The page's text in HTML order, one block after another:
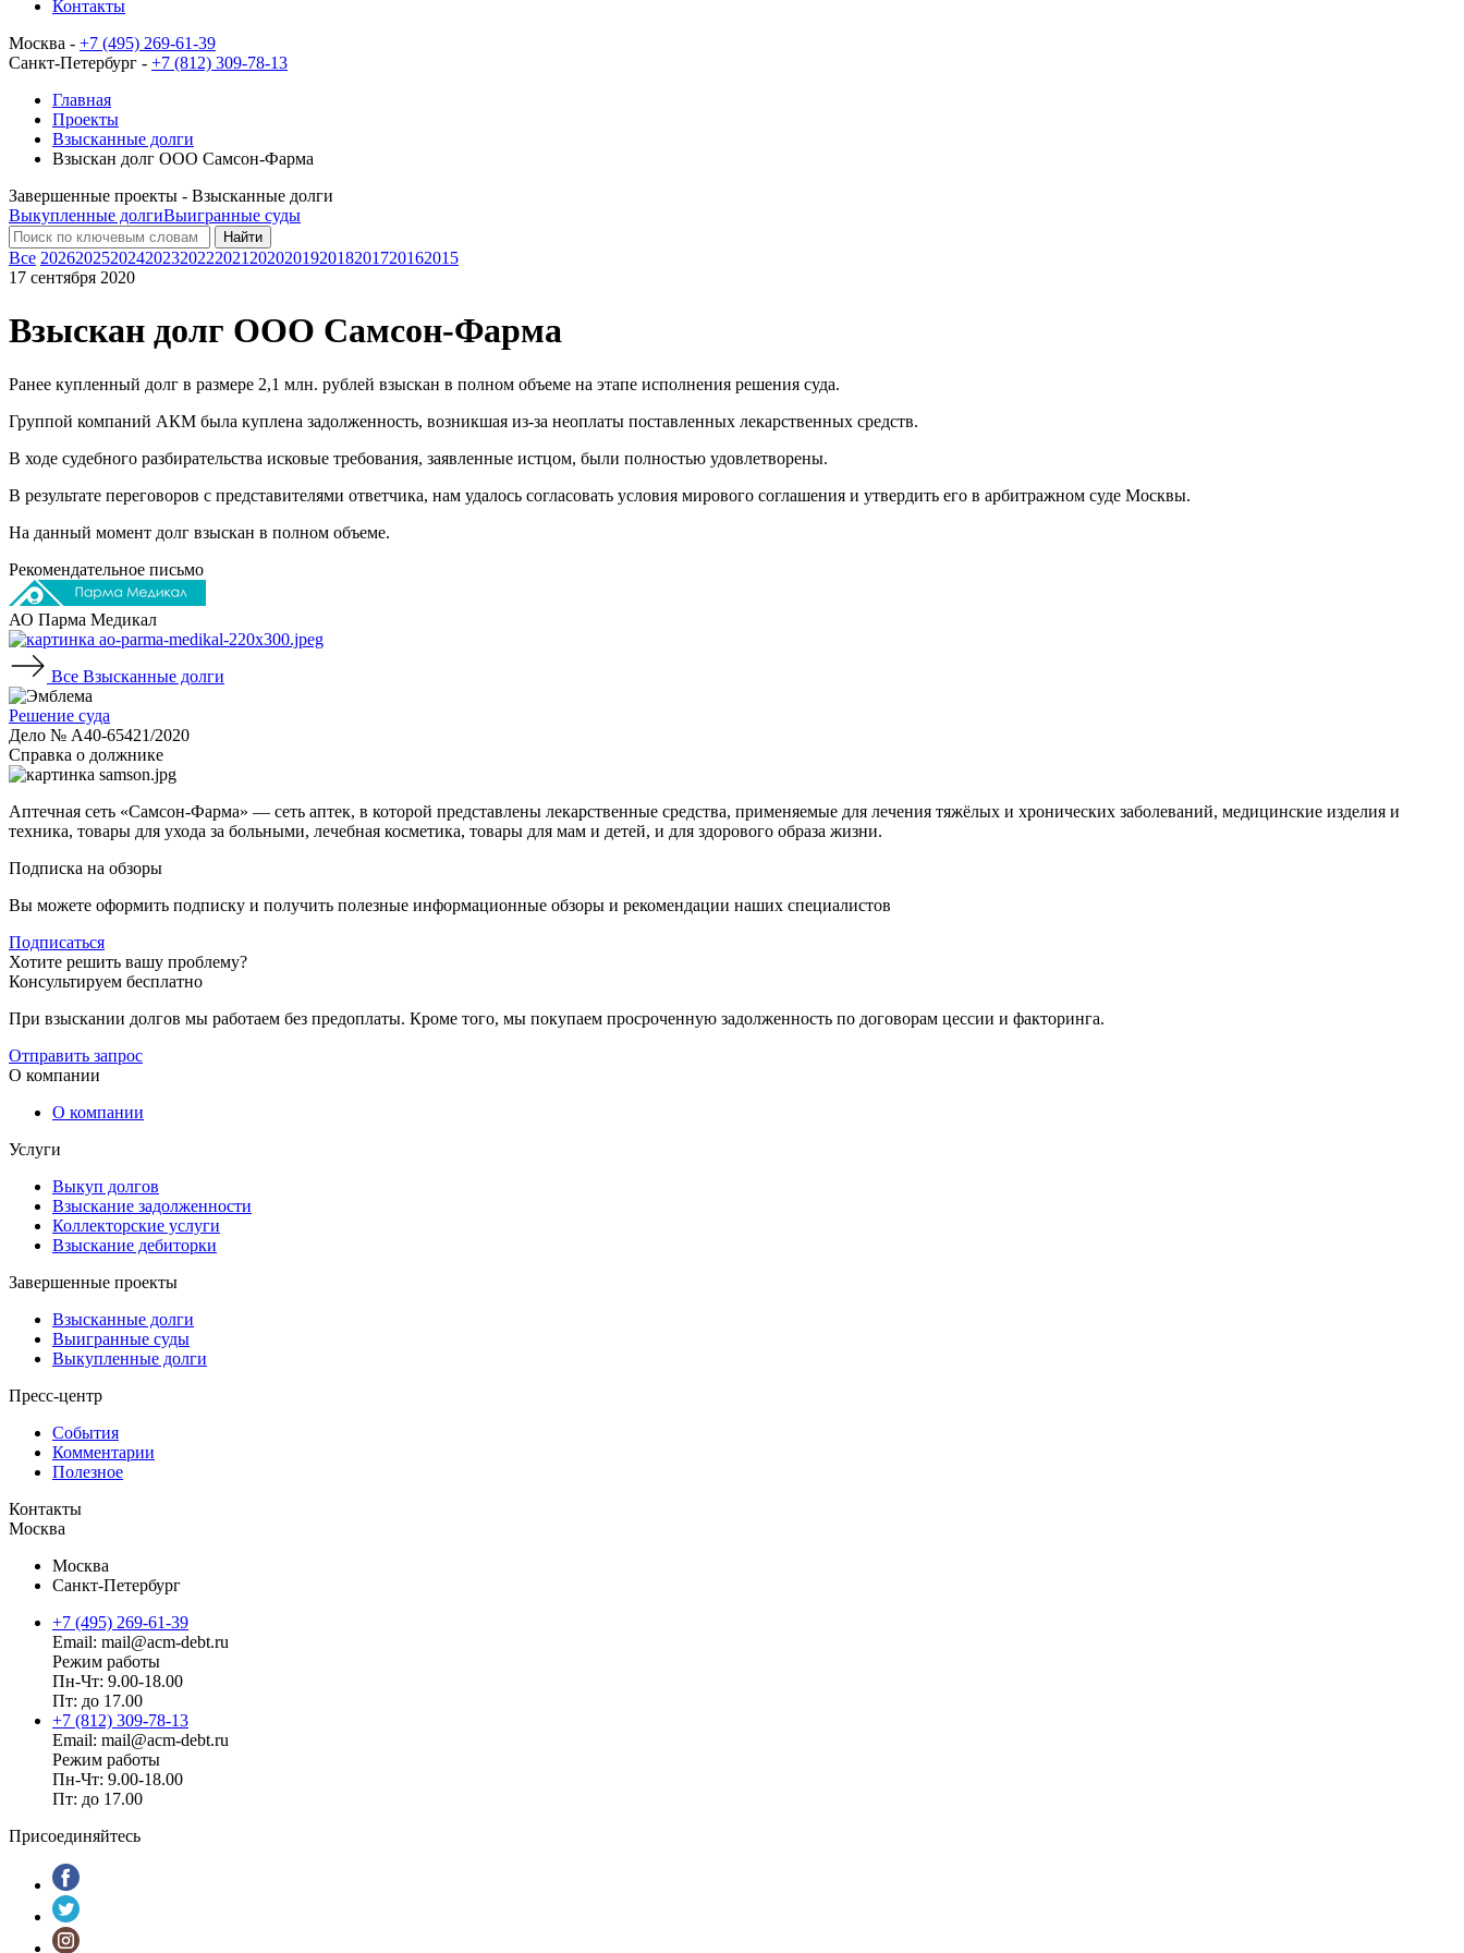
Контакты
Москва - +7 (495) 269-61-39
Санкт-Петербург - +7 (812) 309-78-13
Главная
Проекты
Взысканные долги
Взыскан долг ООО Самсон-Фарма
Завершенные проекты - Взысканные долги
Выкупленные долгиВыигранные суды
Найти
Все 202620252024202320222021 202020192018201720162015
17 сентября 2020
Взыскан долг ООО Самсон-Фарма
Ранее купленный долг в размере 2,1 млн. рублей взыскан в полном объеме на этапе исполнения решения суда.
Группой компаний АКМ была куплена задолженность, возникшая из-за неоплаты поставленных лекарственных средств.
В ходе судебного разбирательства исковые требования, заявленные истцом, были полностью удовлетворены.
В результате переговоров с представителями ответчика, нам удалось согласовать условия мирового соглашения и утвердить его в арбитражном суде Москвы.
На данный момент долг взыскан в полном объеме.
Рекомендательное письмо
АО Парма Медикал
Все Взысканные долги
Решение суда
Дело № А40-65421/2020
Справка о должнике
Аптечная сеть «Самсон-Фарма» — сеть аптек, в которой представлены лекарственные средства, применяемые для лечения тяжёлых и хронических заболеваний, медицинские изделия и
техника, товары для ухода за больными, лечебная косметика, товары для мам и детей, и для здорового образа жизни.
Подписка на обзоры
Вы можете оформить подписку и получить полезные информационные обзоры и рекомендации наших специалистов
Подписаться
Хотите решить вашу проблему?
Консультируем бесплатно
При взыскании долгов мы работаем без предоплаты. Кроме того, мы покупаем просроченную задолженность по договорам цессии и факторинга.
Отправить запрос
О компании
О компании
Услуги
Выкуп долгов
Взыскание задолженности
Коллекторские услуги
Взыскание дебиторки
Завершенные проекты
Взысканные долги
Выигранные суды
Выкупленные долги
Пресс-центр
События
Комментарии
Полезное
Контакты
Москва
Москва
Санкт-Петербург
+7 (495) 269-61-39
Email: mail@acm-debt.ru
Режим работы
Пн-Чт: 9.00-18.00
Пт: до 17.00
+7 (812) 309-78-13
Email: mail@acm-debt.ru
Режим работы
Пн-Чт: 9.00-18.00
Пт: до 17.00
Присоединяйтесь